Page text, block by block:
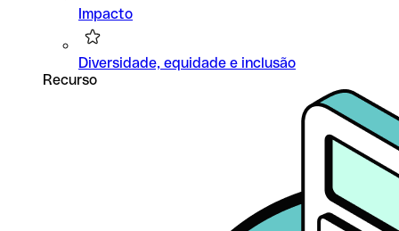
Impacto
Diversidade, equidade e inclusão
Recurso